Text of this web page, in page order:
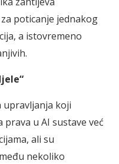
poticanje jednakog
a istovremeno
upravljanja koji
u AI sustave već
ali su
nekoliko